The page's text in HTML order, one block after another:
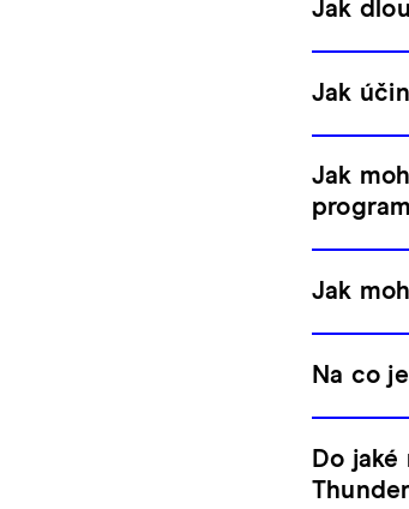
Jak
Jak
Jak
Jak
Na co
Do